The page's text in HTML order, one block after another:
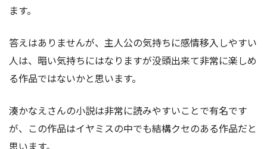
ます。
答えはありませんが、主人公の気持ちに感情移入しやすい
人は、暗い気持ちにはなりますが没頭出来て非常に楽しめ
る作品ではないかと思います。
湊かなえさんの小説は非常に読みやすいことで有名です
が、この作品はイヤミスの中でも結構クセのある作品だと
思います。